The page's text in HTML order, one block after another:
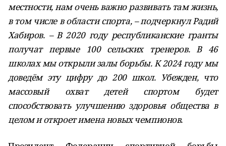
местности, нам очень важно развивать там жизнь,
в том числе в области спорта, – подчеркнул Радий
Хабиров. – В 2020 году республиканские гранты
получат первые 100 сельских тренеров. В 46
школах мы открыли залы борьбы. К 2024 году мы
доведём эту цифру до 200 школ. Убежден, что
массовый охват детей спортом будет
способствовать улучшению здоровья общества в
целом и откроет имена новых чемпионов.